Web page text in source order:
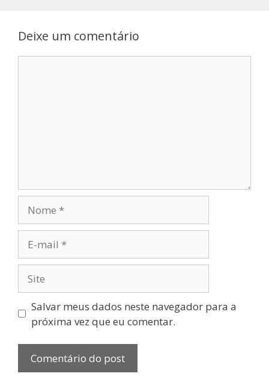
Deixe um comentário
Salvar meus dados neste navegador para a
próxima vez que eu comentar.